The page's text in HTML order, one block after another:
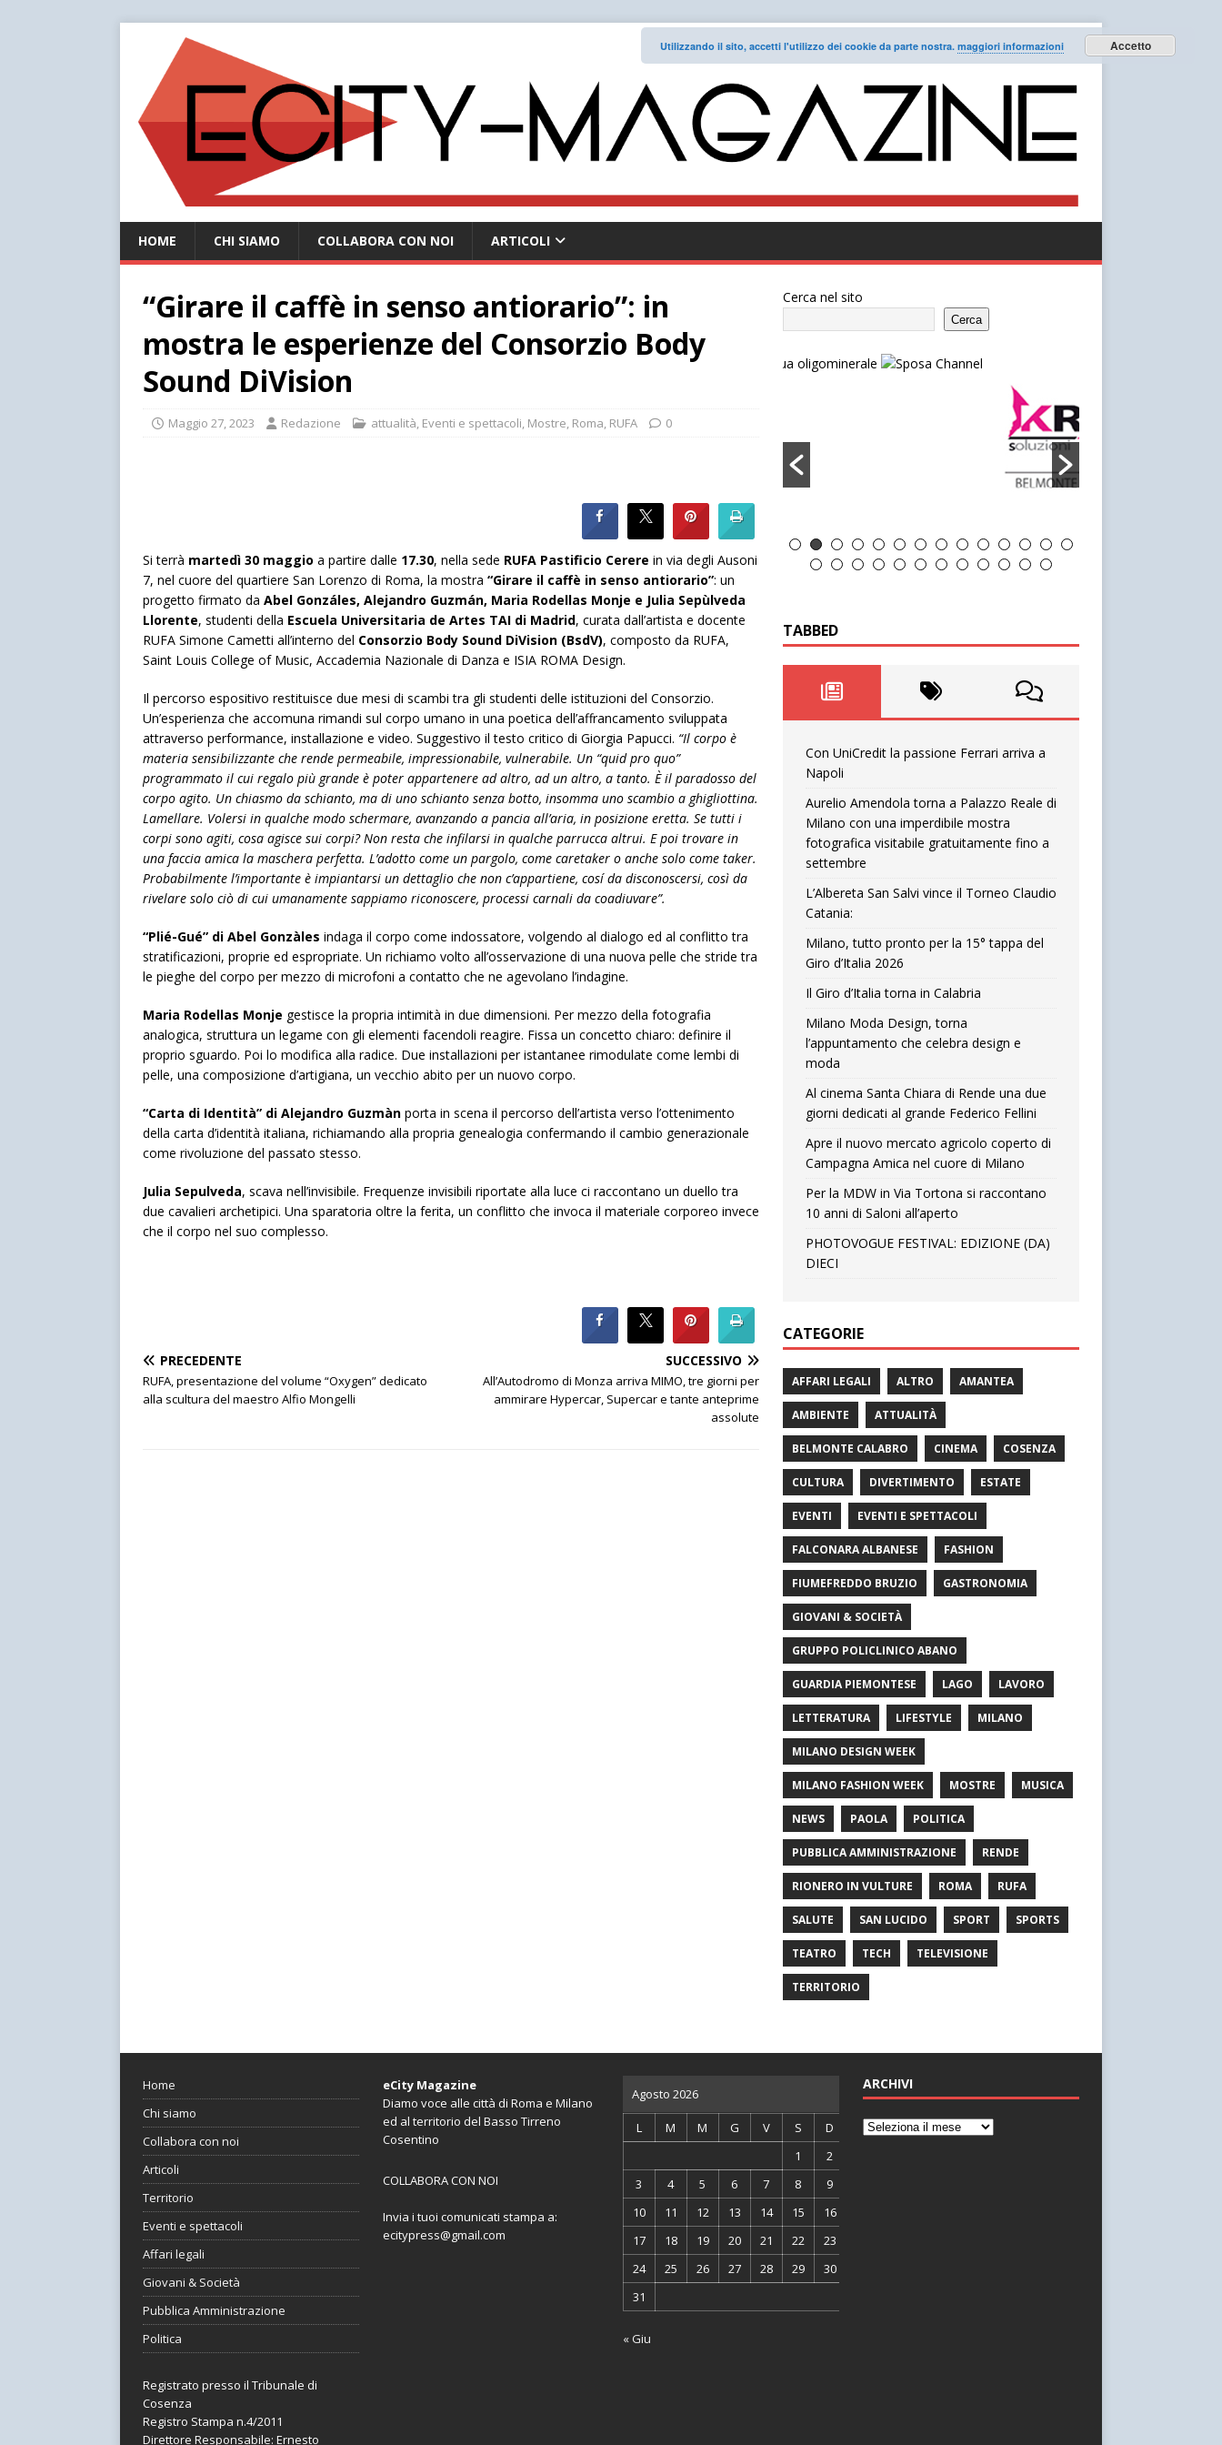
HOME CHI SIAMO COLLABORA CON NOI ARTICOLI
“Girare il caffè in senso antiorario”: in
mostra le esperienze del Consorzio Body
Sound DiVision
Maggio 27, 2023 Redazione attualità, Eventi e spettacoli, Mostre, Roma, RUFA 0
Si terrà martedì 30 maggio a partire dalle 17.30, nella sede RUFA Pastificio Cerere in via degli Ausoni
7, nel cuore del quartiere San Lorenzo di Roma, la mostra “Girare il caffè in senso antiorario”: un
progetto firmato da Abel Gonzáles, Alejandro Guzmán, Maria Rodellas Monje e Julia Sepùlveda
Llorente, studenti della Escuela Universitaria de Artes TAI di Madrid, curata dall’artista e docente
RUFA Simone Cametti all’interno del Consorzio Body Sound DiVision (BsdV), composto da RUFA,
Saint Louis College of Music, Accademia Nazionale di Danza e ISIA ROMA Design.
Il percorso espositivo restituisce due mesi di scambi tra gli studenti delle istituzioni del Consorzio.
Un’esperienza che accomuna rimandi sul corpo umano in una poetica dell’affrancamento sviluppata
attraverso performance, installazione e video. Suggestivo il testo critico di Giorgia Papucci. “Il corpo è
materia sensibilizzante che rende permeabile, impressionabile, vulnerabile. Un “quid pro quo”
programmato il cui regalo più grande è poter appartenere ad altro, ad un altro, a tanto. È il paradosso del
corpo agito. Un chiasmo da schianto, ma di uno schianto senza botto, insomma uno scambio a ghigliottina.
Lamellare. Volersi in qualche modo schermare, avanzando a pancia all’aria, in posizione eretta. Se tutti i
corpi sono agiti, cosa agisce sui corpi? Non resta che infilarsi in qualche parrucca altrui. E poi trovare in
una faccia amica la maschera perfetta. L’adotto come un pargolo, come caretaker o anche solo come taker.
Probabilmente l’importante è impiantarsi un dettaglio che non c’appartiene, cosí da disconoscersi, così da
rivelare solo ciò di cui umanamente sappiamo riconoscere, processi carnali da coadiuvare”.
“Plié-Gué” di Abel Gonzàles indaga il corpo come indossatore, volgendo al dialogo ed al conflitto tra
stratificazioni, proprie ed espropriate. Un richiamo volto all’osservazione di una nuova pelle che stride tra
le pieghe del corpo per mezzo di microfoni a contatto che ne agevolano l’indagine.
Maria Rodellas Monje gestisce la propria intimità in due dimensioni. Per mezzo della fotografia
analogica, struttura un legame con gli elementi facendoli reagire. Fissa un concetto chiaro: definire il
proprio sguardo. Poi lo modifica alla radice. Due installazioni per istantanee rimodulate come lembi di
pelle, una composizione d’artigiana, un vecchio abito per un nuovo corpo.
“Carta di Identità” di Alejandro Guzmàn porta in scena il percorso dell’artista verso l’ottenimento
della carta d’identità italiana, richiamando alla propria genealogia confermando il cambio generazionale
come rivoluzione del passato stesso.
Julia Sepulveda, scava nell’invisibile. Frequenze invisibili riportate alla luce ci raccontano un duello tra
due cavalieri archetipici. Una sparatoria oltre la ferita, un conflitto che invoca il materiale corporeo invece
che il corpo nel suo complesso.
PRECEDENTE
RUFA, presentazione del volume “Oxygen” dedicato
alla scultura del maestro Alfio Mongelli
SUCCESSIVO
All’Autodromo di Monza arriva MIMO, tre giorni per
ammirare Hypercar, Supercar e tante anteprime
assolute
Cerca nel sito
Cerca
TABBED
Con UniCredit la passione Ferrari arriva a
Napoli
Aurelio Amendola torna a Palazzo Reale di
Milano con una imperdibile mostra
fotografica visitabile gratuitamente fino a
settembre
L’Albereta San Salvi vince il Torneo Claudio
Catania:
Milano, tutto pronto per la 15° tappa del
Giro d’Italia 2026
Il Giro d’Italia torna in Calabria
Milano Moda Design, torna
l’appuntamento che celebra design e
moda
Al cinema Santa Chiara di Rende una due
giorni dedicati al grande Federico Fellini
Apre il nuovo mercato agricolo coperto di
Campagna Amica nel cuore di Milano
Per la MDW in Via Tortona si raccontano
10 anni di Saloni all’aperto
PHOTOVOGUE FESTIVAL: EDIZIONE (DA)
DIECI
CATEGORIE
AFFARI LEGALI ALTRO AMANTEA
AMBIENTE ATTUALITÀ
BELMONTE CALABRO CINEMA COSENZA
CULTURA DIVERTIMENTO ESTATE
EVENTI EVENTI E SPETTACOLI
FALCONARA ALBANESE FASHION
FIUMEFREDDO BRUZIO GASTRONOMIA
GIOVANI & SOCIETÀ
GRUPPO POLICLINICO ABANO
GUARDIA PIEMONTESE LAGO LAVORO
LETTERATURA LIFESTYLE MILANO
MILANO DESIGN WEEK
MILANO FASHION WEEK MOSTRE MUSICA
NEWS PAOLA POLITICA
PUBBLICA AMMINISTRAZIONE RENDE
RIONERO IN VULTURE ROMA RUFA
SALUTE SAN LUCIDO SPORT SPORTS
TEATRO TECH TELEVISIONE
TERRITORIO
Home
Chi siamo
Collabora con noi
Articoli
Territorio
Eventi e spettacoli
Affari legali
Giovani & Società
Pubblica Amministrazione
Politica
Registrato presso il Tribunale di
Cosenza
Registro Stampa n.4/2011
Direttore Responsabile: Ernesto
eCity Magazine
Diamo voce alle città di Roma e Milano
ed al territorio del Basso Tirreno
Cosentino
COLLABORA CON NOI
Invia i tuoi comunicati stampa a:
ecitypress@gmail.com
Agosto 2026
L M M G V S
D
1
2
3
4 5 6 7 8
9
10
11 12 13 14 15
16
17
18 19 20 21 22
23
24
25 26 27 28 29
30
31
« Giu
ARCHIVI
Utilizzando il sito, accetti l'utilizzo dei cookie da parte nostra. maggiori informazioni Accetto